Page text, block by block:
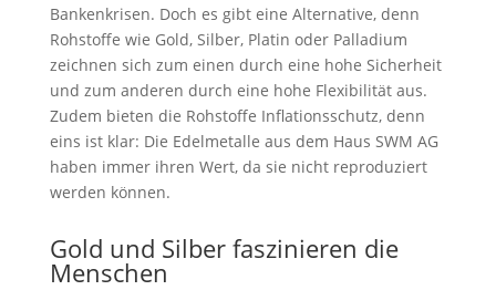
Bankenkrisen. Doch es gibt eine Alternative, denn
Rohstoffe wie Gold, Silber, Platin oder Palladium
zeichnen sich zum einen durch eine hohe Sicherheit
und zum anderen durch eine hohe Flexibilität aus.
Zudem bieten die Rohstoffe Inflationsschutz, denn
eins ist klar: Die Edelmetalle aus dem Haus SWM AG
haben immer ihren Wert, da sie nicht reproduziert
werden können.
Gold und Silber faszinieren die
Menschen